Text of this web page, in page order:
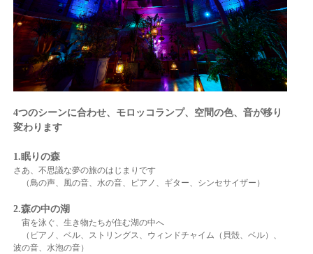
4つのシーンに合わせ、モロッコランプ、空間の色、音が移り
変わります
1.眠りの森
さあ、不思議な夢の旅のはじまりです
（鳥の声、風の音、水の音、ピアノ、ギター、シンセサイザー）
2.森の中の湖
宙を泳ぐ、生き物たちが住む湖の中へ
（ピアノ、ベル、ストリングス、ウィンドチャイム（貝殻、ベル）、
波の音、水泡の音）